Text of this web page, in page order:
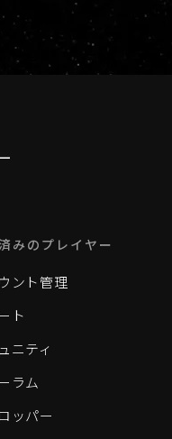
みのプレイヤー
ント管理
ト
ニティ
ラム
ッパー